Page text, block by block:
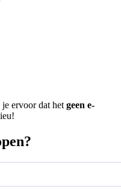
ervoor dat het geen e-